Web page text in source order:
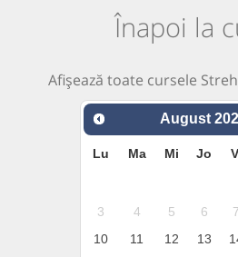
Înapoi la
Afișează toate cursele
August
Lu Ma Mi Jo
3
4 5 6 7
10
11 12 13